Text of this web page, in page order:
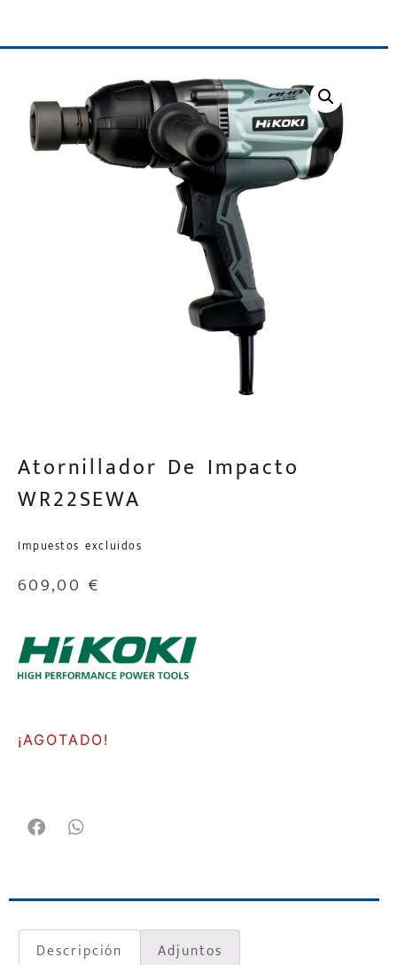
Atornillador De Impacto
WR22SEWA
Impuestos excluidos
609,00€
¡AGOTADO!
Descripción Adjuntos